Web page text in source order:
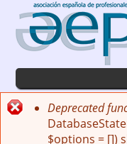
Pasar al contenido
Mensaje de
Deprecated
$options = [])